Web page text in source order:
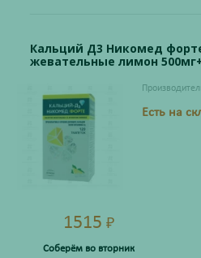
Кальций Д3 Никомед
жевательные лимон
Есть на
1515 ₽
Соберём во вторник